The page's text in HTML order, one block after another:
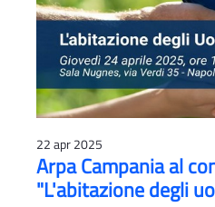
22 apr 2025
Arpa Campania al
"L'abitazione degli